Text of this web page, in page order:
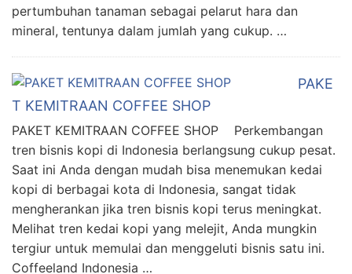
pertumbuhan tanaman sebagai pelarut hara dan
mineral, tentunya dalam jumlah yang cukup. …
PAKE
T KEMITRAAN COFFEE SHOP
PAKET KEMITRAAN COFFEE SHOP Perkembangan
tren bisnis kopi di Indonesia berlangsung cukup pesat.
Saat ini Anda dengan mudah bisa menemukan kedai
kopi di berbagai kota di Indonesia, sangat tidak
mengherankan jika tren bisnis kopi terus meningkat.
Melihat tren kedai kopi yang melejit, Anda mungkin
tergiur untuk memulai dan menggeluti bisnis satu ini.
Coffeeland Indonesia …